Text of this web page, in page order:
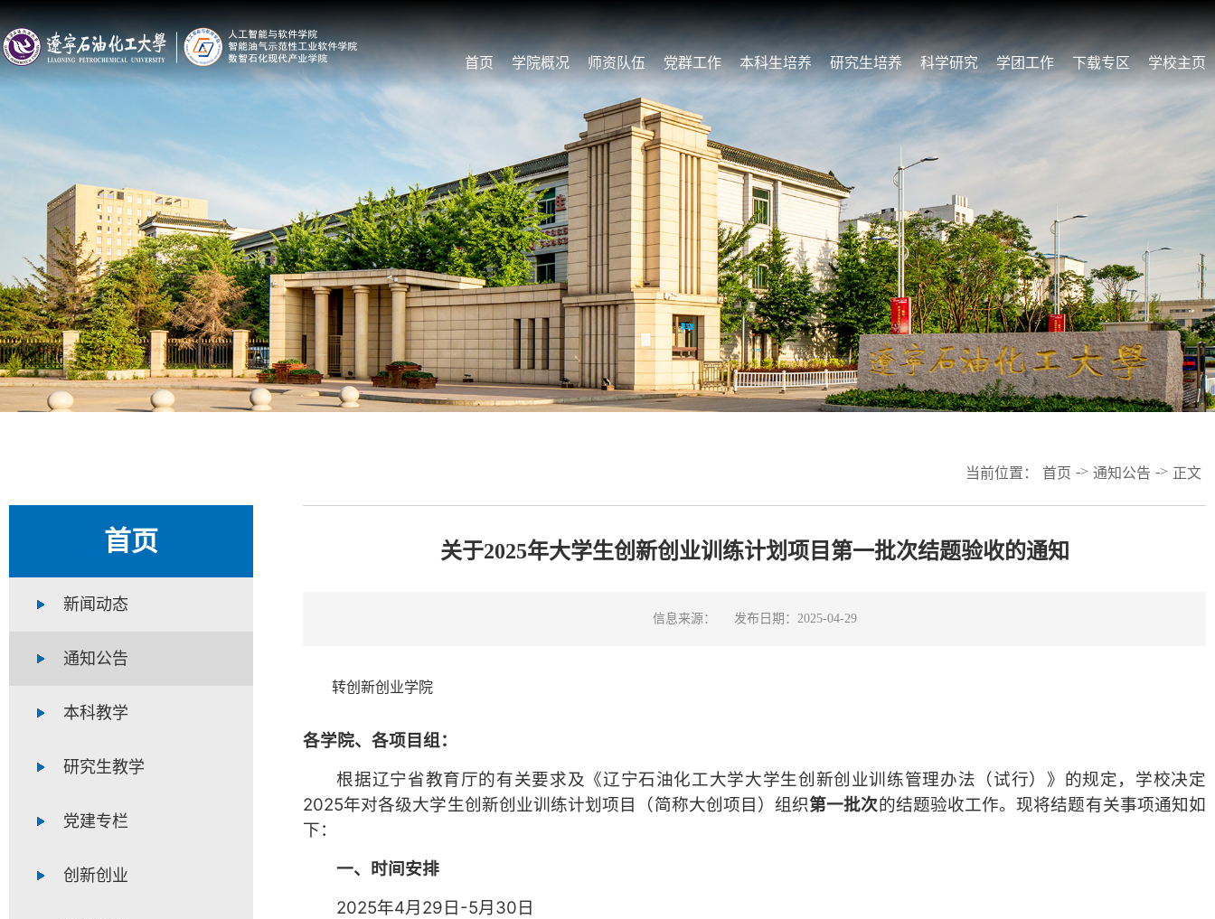
首页 学院概况 师资队伍 党群工作 本科生培养 研究生培养 科学研究 学团工作 下载专区 学校主页
当前位置： 首页 -> 通知公告 -> 正文
首页
新闻动态
通知公告
本科教学
研究生教学
党建专栏
创新创业
关于2025年大学生创新创业训练计划项目第一批次结题验收的通知
信息来源： 发布日期：2025-04-29
转创新创业学院
各学院、各项目组：
根据辽宁省教育厅的有关要求及《辽宁石油化工大学大学生创新创业训练管理办法（试行）》的规定，学校决定
2025年对各级大学生创新创业训练计划项目（简称大创项目）组织第一批次的结题验收工作。现将结题有关事项通知如
下：
一、 时间安排
2025年4月29日-5月30日